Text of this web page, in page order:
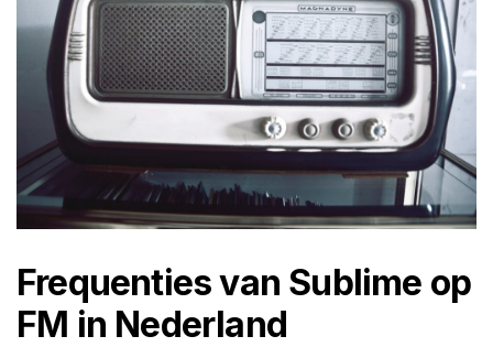
Frequenties van Sublime op
FM in Nederland